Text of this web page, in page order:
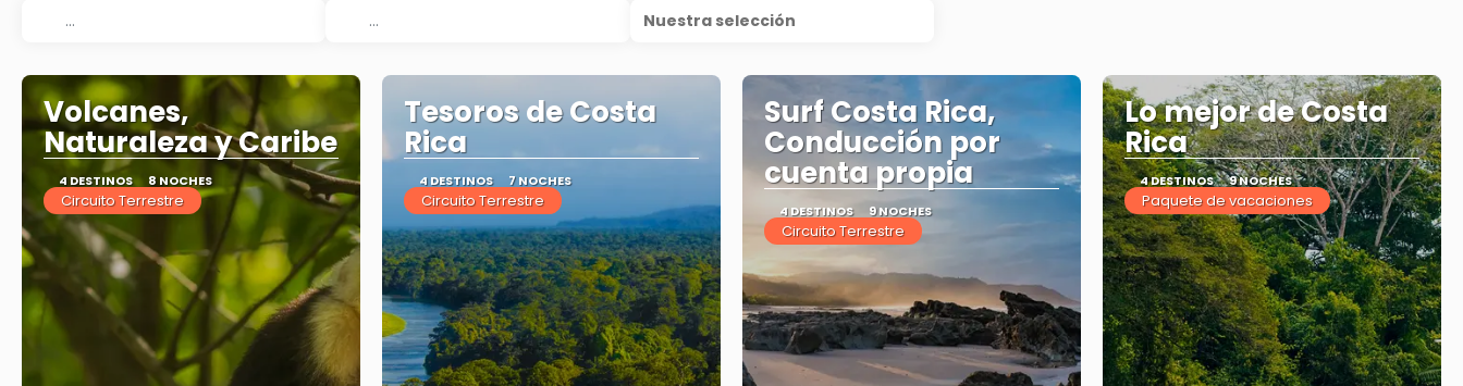
Nuestra selección
Volcanes,
Naturaleza y Caribe
4 DESTINOS 8 NOCHES
Circuito Terrestre
Tesoros de Costa
Rica
4 DESTINOS 7 NOCHES
Circuito Terrestre
Surf Costa Rica,
Conducción por
cuenta propia
4 DESTINOS 9 NOCHES
Circuito Terrestre
Lo mejor de Costa
Rica
4 DESTINOS 9 NOCHES
Paquete de vacaciones